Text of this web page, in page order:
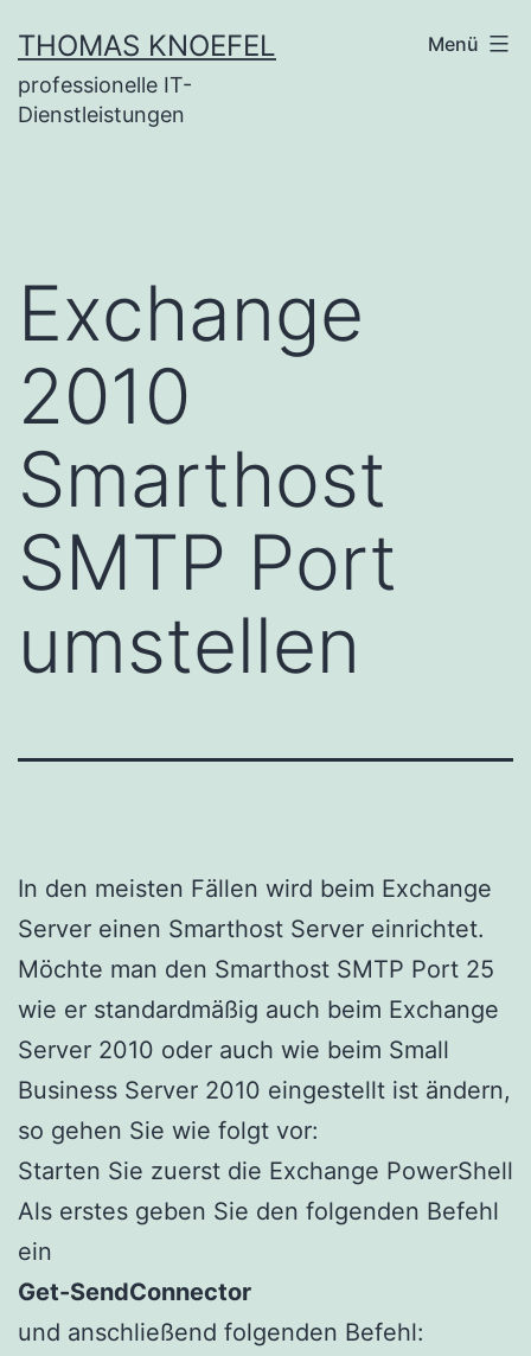
Inhalt
springen
THOMAS KNOEFEL
professionelle IT-
Dienstleistungen
Menü
Exchange
2010
Smarthost
SMTP Port
umstellen
In den meisten Fällen wird beim Exchange
Server einen Smarthost Server einrichtet.
Möchte man den Smarthost SMTP Port 25
wie er standardmäßig auch beim Exchange
Server 2010 oder auch wie beim Small
Business Server 2010 eingestellt ist ändern,
so gehen Sie wie folgt vor:
Starten Sie zuerst die Exchange PowerShell
Als erstes geben Sie den folgenden Befehl
ein
Get-SendConnector
und anschließend folgenden Befehl: